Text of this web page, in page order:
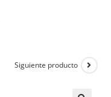
Siguiente producto